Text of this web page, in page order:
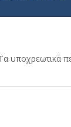
υποχρεωτικά